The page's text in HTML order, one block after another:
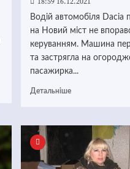
Водій автомобіля Dacia
на Новий міст не
керуванням. Машина
та застрягла на
пасажирка...
Детальніше